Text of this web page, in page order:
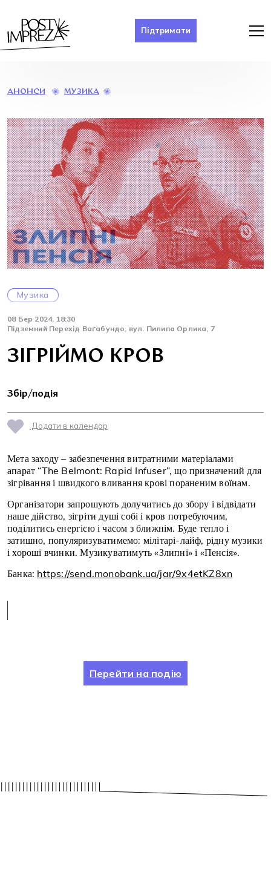
Підтримати
АНОНСИ МУЗИКА
Музика
08 Бер 2024, 18:30
Підземний Перехід Ваґабундо, вул. Пилипа Орлика, 7
ЗІГРІЙМО КРОВ
Збір/подія
Додати в календар
Мета заходу – забезпечення витратними матеріалами
апарат “The Belmont: Rapid Infuser”, що призначений для
зігрівання і швидкого вливання крові пораненим воїнам.
Організатори запрошують долучитись до збору і відвідати
наше дійство, зігріти душі собі і кров потребуючим,
поділитись енергією і часом з ближнім. Буде тепло і
затишно, популяризуватимемо: мілітарі-лайф, рідну музики
і хороші вчинки. Музикуватимуть «Злипні» і «Пенсія».
Банка: https://send.monobank.ua/jar/9x4etKZ8xn
Перейти на подію